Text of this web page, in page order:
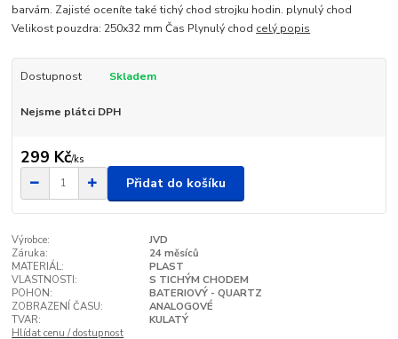
barvám. Zajisté oceníte také tichý chod strojku hodin. plynulý chod
Velikost pouzdra: 250x32 mm Čas Plynulý chod celý popis
Dostupnost Skladem
Nejsme plátci DPH
299 Kč/ks
Přidat do košíku
Výrobce:
JVD
Záruka:
24 měsíců
MATERIÁL:
PLAST
VLASTNOSTI:
S TICHÝM CHODEM
POHON:
BATERIOVÝ - QUARTZ
ZOBRAZENÍ ČASU:
ANALOGOVÉ
TVAR:
KULATÝ
Hlídat cenu / dostupnost